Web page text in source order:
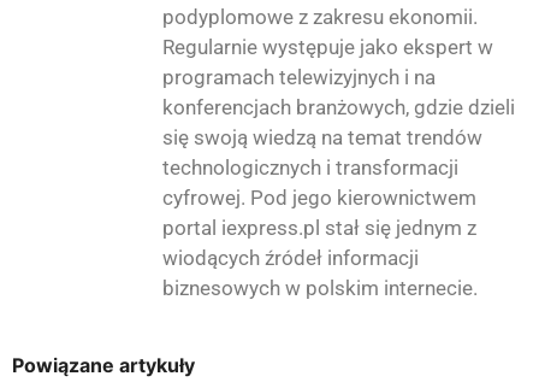
podyplomowe z zakresu ekonomii.
Regularnie występuje jako ekspert w
programach telewizyjnych i na
konferencjach branżowych, gdzie dzieli
się swoją wiedzą na temat trendów
technologicznych i transformacji
cyfrowej. Pod jego kierownictwem
portal iexpress.pl stał się jednym z
wiodących źródeł informacji
biznesowych w polskim internecie.
Powiązane artykuły